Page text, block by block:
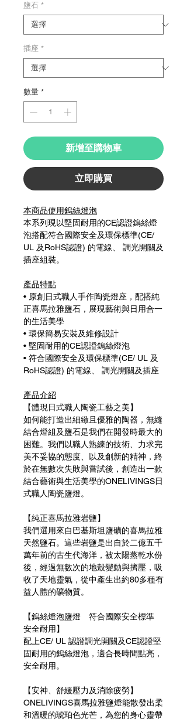
格
價
鹽石 *
插座 *
數量 *
新增至購物車
立即購買
本商品使用鎢絲燈泡
本系列現以堅固耐用的CE認證鎢絲燈
泡搭配符合國際安全及環保標準(CE/
UL 及RoHS認證) 的電線、 調光開關及
插座組裝。
產品特點
• 原創日式職人手作陶瓷燈座，配搭純
正喜馬拉雅鹽石，展現藝術與日用合一
的生活美學
• 環保簡易安裝及維修設計
• 堅固耐用的CE認證鎢絲燈泡
• 符合國際安全及環保標準(CE/ UL 及
RoHS認證) 的電線、 調光開關及插座
產品介紹
【體現日式職人陶瓷工藝之美】
如何能打造出細緻且優雅的陶器，無縫
結合燈組及鹽石是我們在開發時最大的
困難。我們以職人熟練的技術、力求完
美不妥協的態度、以及創新的精神，終
於在無數次失敗與嘗試後，創造出一款
結合藝術與生活美學的ONELIVINGS日
式職人陶瓷鹽燈。
【純正喜馬拉雅岩鹽】
我們選用來自巴基斯坦鹽礦的喜馬拉雅
天然鹽石。這些岩鹽是出自於二億五千
萬年前的古生代海洋，被太陽蒸乾水份
後，經過無數次的地殼變動與擠壓，吸
收了天地靈氣，從中產生出約80多種有
益人體的礦物質。
【鎢絲燈泡鹽燈 符合國際安全標準
安全耐用】
配上CE/ UL 認證調光開關及CE認證堅
固耐用的鎢絲燈泡，適合長時間點亮，
安全耐用。
【安神、舒緩壓力及消除疲勞】
ONELIVINGS喜馬拉雅鹽燈能散發出柔
和溫暖的琥珀色光芒，為您的身心靈帶